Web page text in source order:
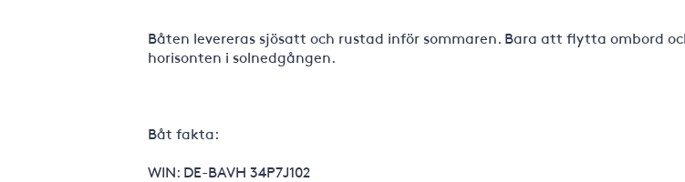
Båten levereras sjösatt och rustad inför sommaren. Bara att flytta ombord
horisonten i solnedgången.
Båt fakta:
WIN: DE-BAVH 34P7J102